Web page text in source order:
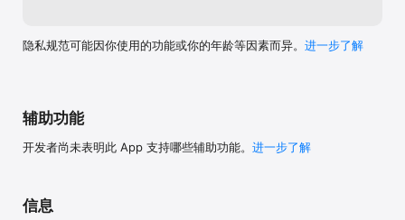
隐私规范可能因你使用的功能或你的年龄等因素而异。 进一步了解
辅助功能
开发者尚未表明此 App 支持哪些辅助功能。 进一步了解
信息